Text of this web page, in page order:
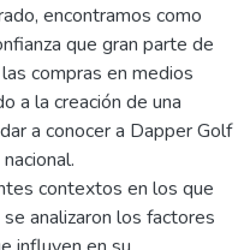
encontramos como
que gran parte de
compras en medios
a la creación de una
a conocer a Dapper Golf
contextos en los que
analizaron los factores